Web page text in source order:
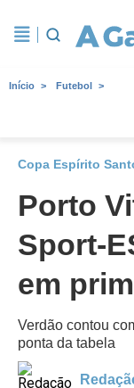
Início Futebol
Copa Espírito
Porto
Sport-
em
Verdão contou
ponta da tabela